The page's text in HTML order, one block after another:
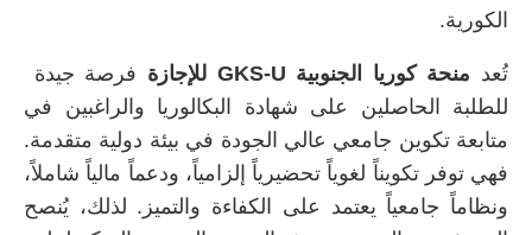
الكورية.
تُعد منحة كوريا الجنوبية GKS-U للإجازة
فرصة جيدة
للطلبة الحاصلين على شهادة البكالوريا والراغبين في
متابعة تكوين جامعي عالي الجودة في بيئة دولية متقدمة.
فهي توفر تكويناً لغوياً تحضيرياً إلزامياً، ودعماً مالياً شاملاً،
ونظاماً جامعياً يعتمد على الكفاءة والتميز. لذلك، يُنصح